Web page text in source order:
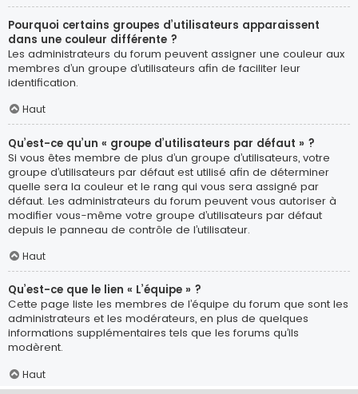
Pourquoi certains groupes d’utilisateurs apparaissent
dans une couleur différente ?
Les administrateurs du forum peuvent assigner une couleur aux
membres d’un groupe d’utilisateurs afin de faciliter leur
identification.
Haut
Qu’est-ce qu’un « groupe d’utilisateurs par défaut » ?
Si vous êtes membre de plus d’un groupe d’utilisateurs, votre
groupe d’utilisateurs par défaut est utilisé afin de déterminer
quelle sera la couleur et le rang qui vous sera assigné par
défaut. Les administrateurs du forum peuvent vous autoriser à
modifier vous-même votre groupe d’utilisateurs par défaut
depuis le panneau de contrôle de l’utilisateur.
Haut
Qu’est-ce que le lien « L’équipe » ?
Cette page liste les membres de l’équipe du forum que sont les
administrateurs et les modérateurs, en plus de quelques
informations supplémentaires tels que les forums qu’ils
modèrent.
Haut